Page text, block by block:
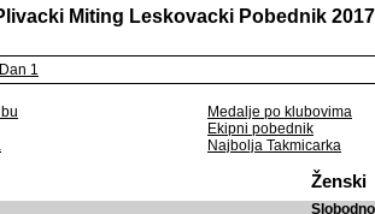
Miting Leskovacki Pobednik 2017
Dan 1
Medalje po klubovima
Ekipni pobednik
Najbolja Takmicarka
Ženski